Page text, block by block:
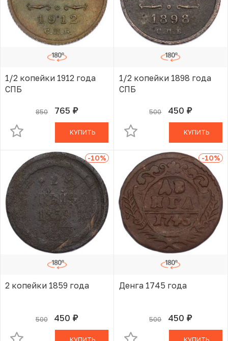
1/2 копейки 1912 года
СПБ
850 765 руб.
В КОРЗИНЕ
КУПИТЬ
1/2 копейки 1898 года
СПБ
500 450 руб.
В КОРЗИНЕ
КУПИТЬ
-10%
2 копейки 1859 года
500 450 руб.
В КОРЗИНЕ
-10%
Денга 1745 года
500 450 руб.
В КОРЗИНЕ